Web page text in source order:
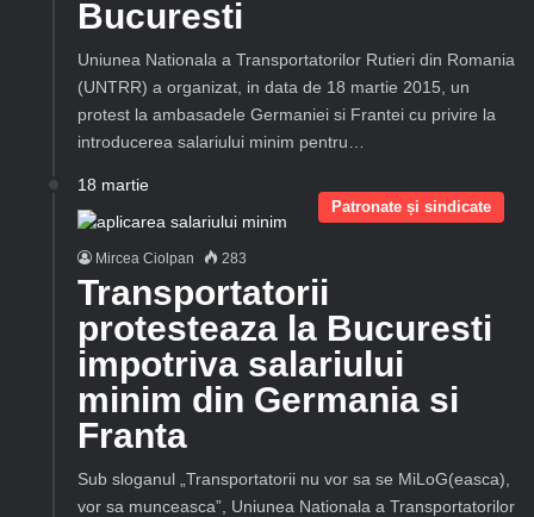
Bucuresti
Uniunea Nationala a Transportatorilor Rutieri din Romania
(UNTRR) a organizat, in data de 18 martie 2015, un
protest la ambasadele Germaniei si Frantei cu privire la
introducerea salariului minim pentru…
18 martie
Patronate și sindicate
Mircea Ciolpan 283
Transportatorii
protesteaza la Bucuresti
impotriva salariului
minim din Germania si
Franta
Sub sloganul „Transportatorii nu vor sa se MiLoG(easca),
vor sa munceasca”, Uniunea Nationala a Transportatorilor